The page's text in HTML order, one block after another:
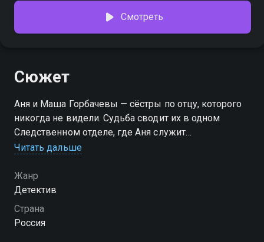
Смотреть
Сюжет
Аня и Маша Горбачевы — сёстры по отцу, которого
никогда не видели. Судьба сводит их в одном
Следственном отделе, где Аня служит
следователем, а Маша — оперативником. У них
вечные противоречия и непримиримые разногласия
станут залогом успеха этой парочки, которой
предстоит раскрыть вместе не одно преступление.
Читать дальше
Жанр
Детектив
Страна
Россия